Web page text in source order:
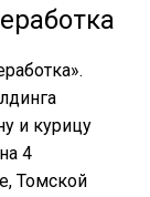
и курицу
4
Томской